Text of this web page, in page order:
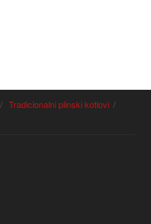
Tradicionalni plinski kotlovi